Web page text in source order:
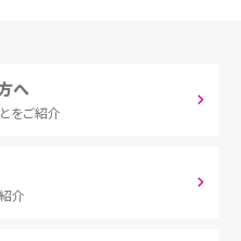
へ
をご紹介
介